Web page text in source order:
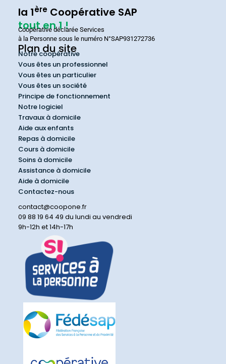
la 1ère Coopérative SAP
tout en 1 !
Coopérative déclarée Services
à la Personne sous le numéro N°SAP931272736
Plan du site
Notre coopérative
Vous êtes un professionnel
Vous êtes un particulier
Vous êtes un société
Principe de fonctionnement
Notre logiciel
Travaux à domicile
Aide aux enfants
Repas à domicile
Cours à domicile
Soins à domicile
Assistance à domicile
Aide à domicile
Contactez-nous
contact@coopone.fr
09 88 19 64 49 du lundi au vendredi
9h-12h et 14h-17h